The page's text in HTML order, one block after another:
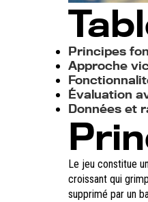
Principes
Approche
Évaluation
Données et
Le jeu constitue
croissant qui
supprimé par un